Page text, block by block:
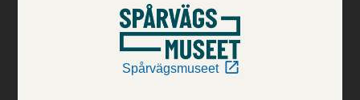
Spårvägsmuseet